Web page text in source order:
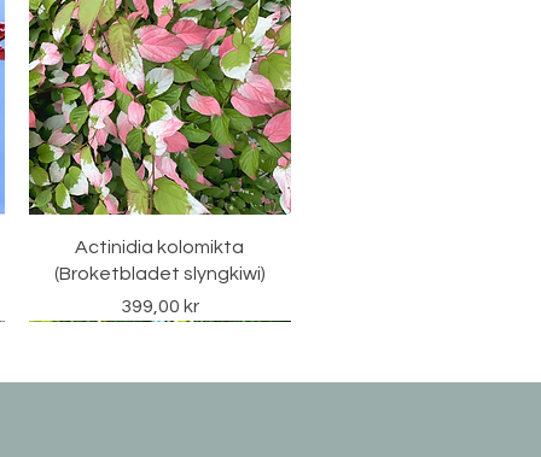
Hurtigvisning
Actinidia kolomikta
(Broketbladet slyngkiwi)
Pris
399,00 kr